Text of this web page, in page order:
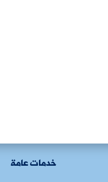
خدمات عامة